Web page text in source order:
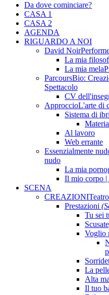
Da dove cominciare?
CASA 1
CASA 2
AGENDA
RIGUARDO A NOI
David Noir
La mia
La mia mela
ParcoursBio:
Spettacolo
CV
ApproccioL'arte di
Sistema di
Al lavoro
Web errante
Essenzialmente
nudo
La mia
Il mio corpo |
SCENA
CREAZIONI
Prestazioni
Tu sei
Voglio
La
Alta
Il tuo